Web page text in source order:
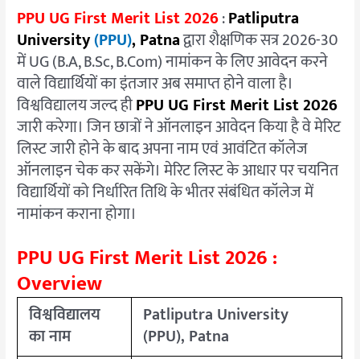
PPU UG First Merit List 2026:Patliputra
University(PPU), Patnaद्वारा शैक्षणिक सत्र 2026-30
में UG (B.A, B.Sc, B.Com) नामांकन के लिए आवेदन करने
वाले विद्यार्थियों का इंतजार अब समाप्त होने वाला है।
विश्वविद्यालय जल्द हीPPU UG First Merit List 2026
जारी करेगा। जिन छात्रों ने ऑनलाइन आवेदन किया है वे मेरिट
लिस्ट जारी होने के बाद अपना नाम एवं आवंटित कॉलेज
ऑनलाइन चेक कर सकेंगे। मेरिट लिस्ट के आधार पर चयनित
विद्यार्थियों को निर्धारित तिथि के भीतर संबंधित कॉलेज में
नामांकन कराना होगा।
PPU UG First Merit List 2026 :
Overview
विश्वविद्यालय
का नाम
Patliputra University
(PPU), Patna
जारी,
यहां
से
करें
डाउनलोड